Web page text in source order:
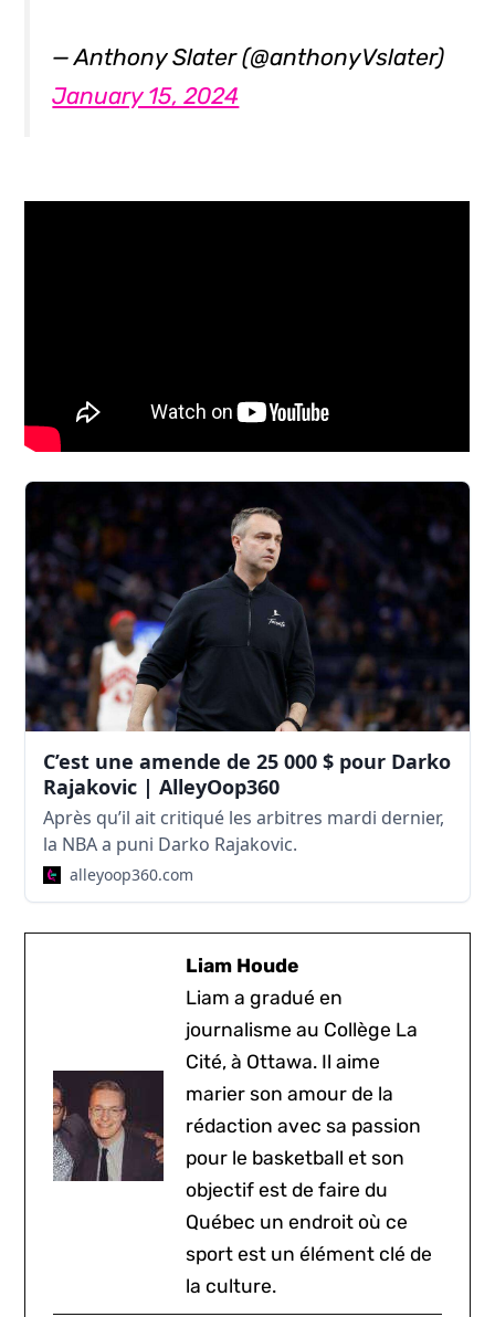
— Anthony Slater (@anthonyVslater)
January 15, 2024
C’est une amende de 25 000 $ pour Darko
Rajakovic | AlleyOop360
Après qu’il ait critiqué les arbitres mardi dernier,
la NBA a puni Darko Rajakovic.
alleyoop360.com
Liam Houde
Liam a gradué en
journalisme au Collège La
Cité, à Ottawa. Il aime
marier son amour de la
rédaction avec sa passion
pour le basketball et son
objectif est de faire du
Québec un endroit où ce
sport est un élément clé de
la culture.